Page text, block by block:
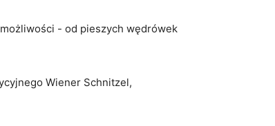
⁢- od pieszych wędrówek
Wiener‌ Schnitzel,⁤